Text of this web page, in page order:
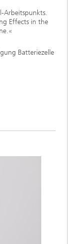
Arbeitspunkts.
Effects in the
Batteriezelle